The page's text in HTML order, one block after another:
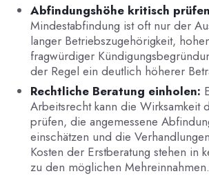
Abfindungshöhe kritisch
Mindestabfindung ist oft nur der
langer Betriebszugehörigkeit,
fragwürdiger
der Regel ein deutlich höherer
Rechtliche Beratung einholen:
Arbeitsrecht kann die Wirksamkeit
prüfen, die angemessene
einschätzen und die
Kosten der Erstberatung stehen in
zu den möglichen Mehreinnahmen.